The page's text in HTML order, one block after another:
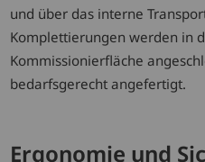
und über das interne
Komplettierungen werden in
Kommissionierfläche
bedarfsgerecht angefertigt.
Ergonomie und